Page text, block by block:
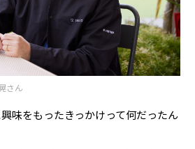
さん
味をもったきっかけって何だったん